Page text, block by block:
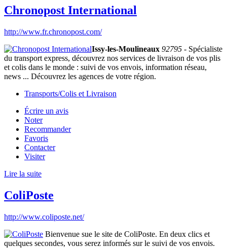
Chronopost International
http://www.fr.chronopost.com/
Issy-les-Moulineaux 92795 - Spécialiste
du transport express, découvrez nos services de livraison de vos plis
et colis dans le monde : suivi de vos envois, information réseau,
news ... Découvrez les agences de votre région.
Transports/Colis et Livraison
Écrire un avis
Noter
Recommander
Favoris
Contacter
Visiter
Lire la suite
ColiPoste
http://www.coliposte.net/
Bienvenue sue le site de ColiPoste. En deux clics et
quelques secondes, vous serez informés sur le suivi de vos envois.